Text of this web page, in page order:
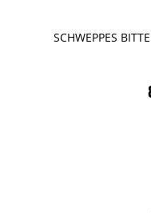
SCHWEPPES